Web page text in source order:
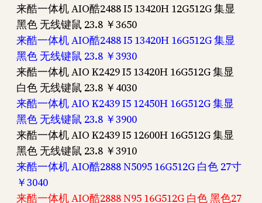
来酷一体机 AIO酷2488 I5 13420H 12G512G 集显
黑色 无线键鼠 23.8 ￥3650
来酷一体机 AIO酷2488 I5 13420H 16G512G 集显
黑色 无线键鼠 23.8 ￥3930
来酷一体机 AIO K2429 I5 13420H 16G512G 集显
白色 无线键鼠 23.8 ￥4030
来酷一体机 AIO K2439 I5 12450H 16G512G 集显
黑色 无线键鼠 23.8 ￥3900
来酷一体机 AIO K2439 I5 12600H 16G512G 集显
黑色 无线键鼠 23.8 ￥3910
来酷一体机 AIO酷2888 N5095 16G512G 白色 27寸
￥3040
来酷一体机 AIO酷2888 N95 16G512G 白色 黑色27